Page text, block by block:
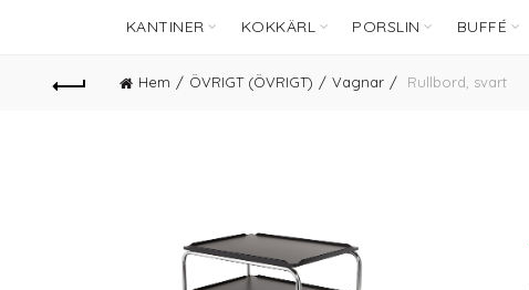
KANTINER KOKKÄRL PORSLIN BUFFÉ
Hem ÖVRIGT (ÖVRIGT) Vagnar Rullbord, svart